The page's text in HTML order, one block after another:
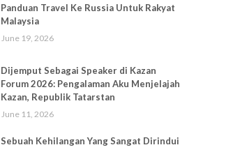
Panduan Travel Ke Russia Untuk Rakyat
Malaysia
June 19, 2026
Dijemput Sebagai Speaker di Kazan
Forum 2026: Pengalaman Aku Menjelajah
Kazan, Republik Tatarstan
June 11, 2026
Sebuah Kehilangan Yang Sangat Dirindui